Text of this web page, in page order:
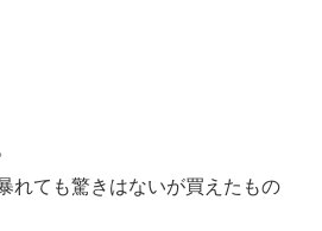
れても驚きはないが買えたもの